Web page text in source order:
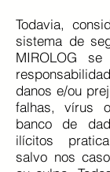
Todavia,
sistema de
MIROLOG
danos e/ou
falhas, vírus
banco de
ilícitos
salvo nos